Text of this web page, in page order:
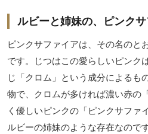
ルビーと姉妹の、ピンク
ピンクサファイアは、その名のと
です。じつはこの愛らしいピンク
じ「クロム」という成分によるも
物で、クロムが多ければ濃い赤の
く優しいピンクの「ピンクサファ
ルビーの姉妹のような存在なので